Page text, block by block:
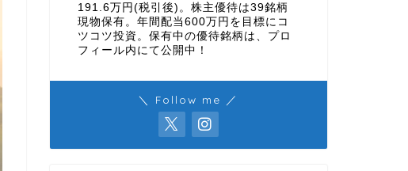
191.6万円(税引後)。株主優待は39銘柄
現物保有。年間配当600万円を目標にコ
ツコツ投資。保有中の優待銘柄は、プロ
フィール内にて公開中！
＼ Follow me ／